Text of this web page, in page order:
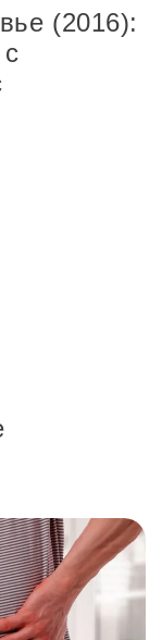
(2016):